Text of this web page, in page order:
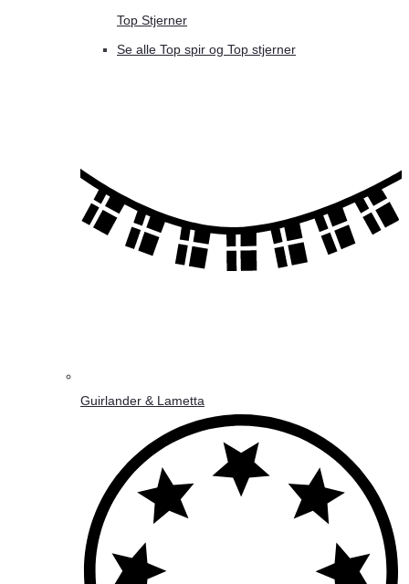
Top Stjerner
Se alle Top spir og Top stjerner
Guirlander & Lametta